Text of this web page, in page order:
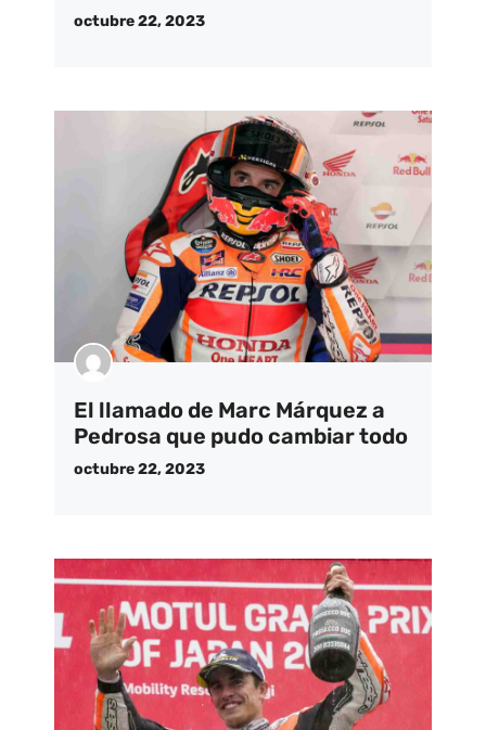
octubre 22, 2023
El llamado de Marc Márquez a
Pedrosa que pudo cambiar todo
octubre 22, 2023